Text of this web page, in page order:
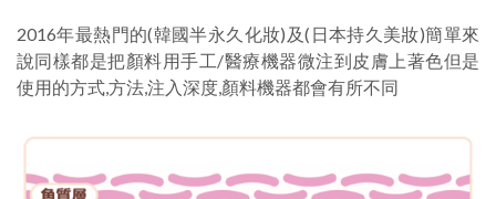
2016年最熱門的(韓國半永久化妝)及(日本持久美妝)簡單來
說同樣都是把顏料用手工/醫療機器微注到皮膚上著色但是
使用的方式,方法,注入深度,顏料機器都會有所不同